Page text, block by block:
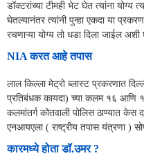
डॉक्टरांच्या टीमही भेट घेत त्यांना योग्य
घेतल्यानंतर त्यांनी पुन्हा एकदा या
रचणाऱ्या योग्य तो धडा दिला जाईल अशी
NIA करत आहे तपास
लाल किल्ला मेट्रो ब्लास्ट प्रकरणात
प्रतिबंधक कायदा) च्या कलम १६ आणि
कलमांतर्ग कोतवाली पोलिस ठाण्यात
एनआयएला ( राष्ट्रीय तपास यंत्रणा )
कारमध्ये होता डॉ.उमर ?